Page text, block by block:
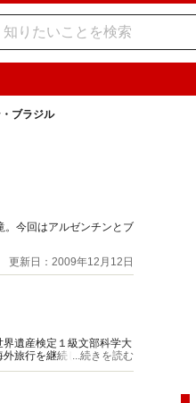
ブラジル
。今回はアルゼンチンとブ
更新日：2009年12月12日
遺産検定１級文部科学大
旅行を継続しながらフリ
...続きを読む